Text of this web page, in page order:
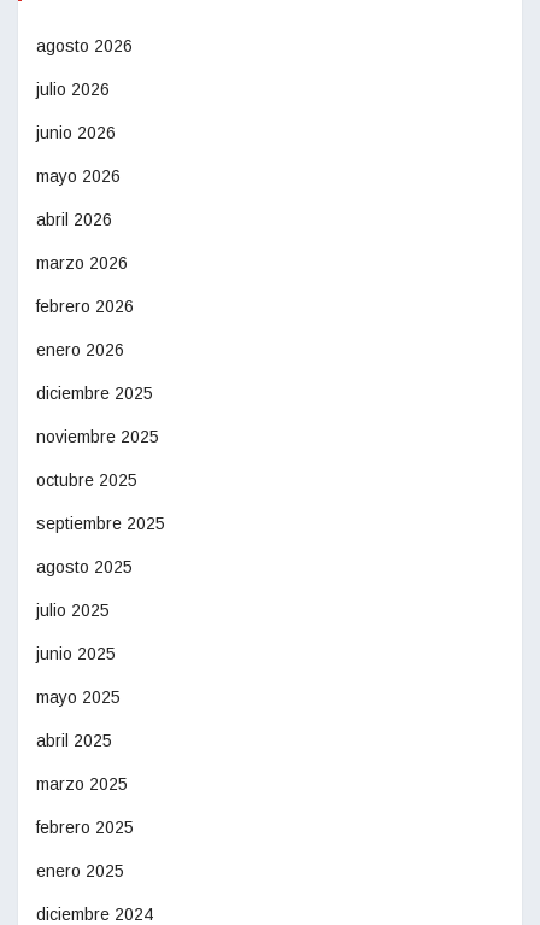
agosto 2026
julio 2026
junio 2026
mayo 2026
abril 2026
marzo 2026
febrero 2026
enero 2026
diciembre 2025
noviembre 2025
octubre 2025
septiembre 2025
agosto 2025
julio 2025
junio 2025
mayo 2025
abril 2025
marzo 2025
febrero 2025
enero 2025
diciembre 2024